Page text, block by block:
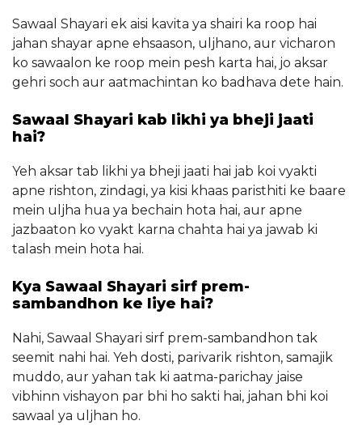
Sawaal Shayari ek aisi kavita ya shairi ka roop hai
jahan shayar apne ehsaason, uljhano, aur vicharon
ko sawaalon ke roop mein pesh karta hai, jo aksar
gehri soch aur aatmachintan ko badhava dete hain.
Sawaal Shayari kab likhi ya bheji jaati
hai?
Yeh aksar tab likhi ya bheji jaati hai jab koi vyakti
apne rishton, zindagi, ya kisi khaas paristhiti ke baare
mein uljha hua ya bechain hota hai, aur apne
jazbaaton ko vyakt karna chahta hai ya jawab ki
talash mein hota hai.
Kya Sawaal Shayari sirf prem-
sambandhon ke liye hai?
Nahi, Sawaal Shayari sirf prem-sambandhon tak
seemit nahi hai. Yeh dosti, parivarik rishton, samajik
muddo, aur yahan tak ki aatma-parichay jaise
vibhinn vishayon par bhi ho sakti hai, jahan bhi koi
sawaal ya uljhan ho.